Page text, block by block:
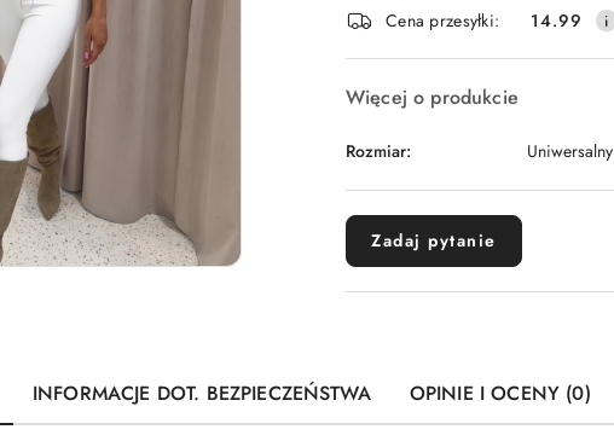
dostawa
Cena przesyłki:
14.99
Więcej o produkcie
Rozmiar: Uniwersalny
Zadaj pytanie
INFORMACJE DOT. BEZPIECZEŃSTWA OPINIE I OCENY (0)